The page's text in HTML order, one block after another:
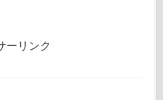
ーリンク